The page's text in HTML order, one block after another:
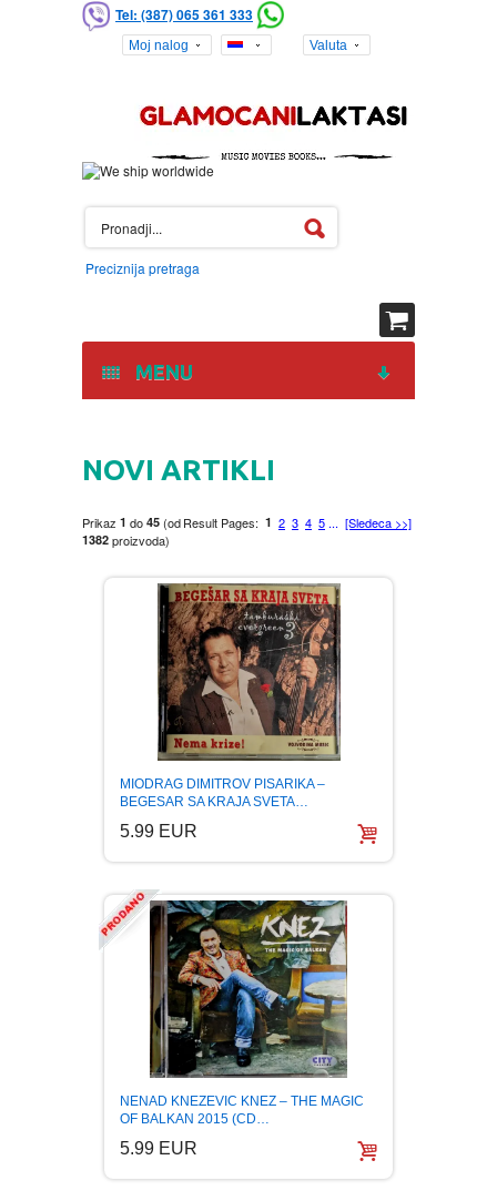
Tel: (387) 065 361 333
Moj nalog Valuta
Preciznija pretraga
MENU
MOVIES DVD
MUSIC DVD
GADGETI
MTEL PREPAID SIM CARD
SLANJE PAKETA
GIFT CODE
KNJIGE
AUTOBIOGRAFIJA
AVANTURISTIČKI
BIOGRAFIJA
BOJANKE
BOJANKE ZA ODRASLE
CIKLIT
DRAMA
MUZIKA
NARODNA
ZABAVNA
DJECIJA
NEGA TELA
BECUTAN
HRANA I PICE
PAVLODERM
PAVLOVICA KREMA
100% PRIRODNO
NOVI ARTIKLI
Result Pages: 1 2 3 4 5 ... [Sledeca >>]
Prikaz 1 do 45 (od
1382 proizvoda)
MIODRAG DIMITROV PISARIKA –
BEGESAR SA KRAJA SVETA…
5.99 EUR
NENAD KNEZEVIC KNEZ – THE MAGIC
OF BALKAN 2015 (CD…
5.99 EUR